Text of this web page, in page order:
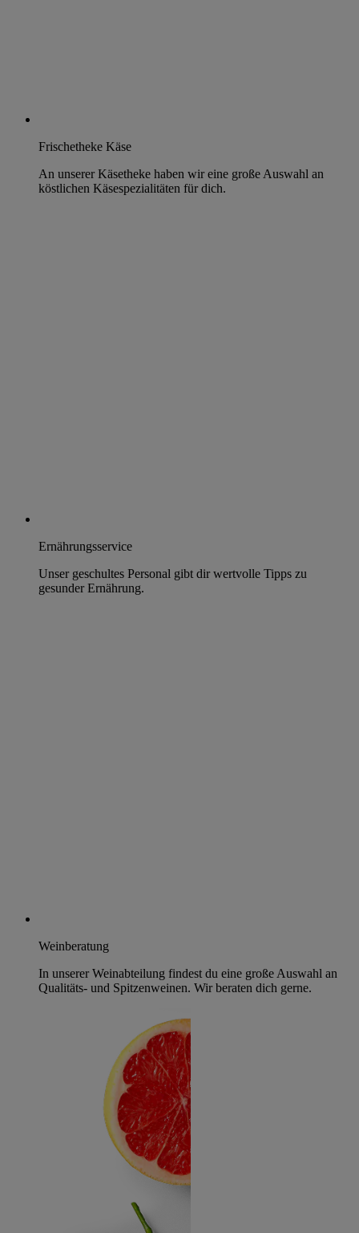
Frischetheke Käse
An unserer Käsetheke haben wir eine große Auswahl an
köstlichen Käsespezialitäten für dich.
Ernährungsservice
Unser geschultes Personal gibt dir wertvolle Tipps zu
gesunder Ernährung.
Weinberatung
In unserer Weinabteilung findest du eine große Auswahl an
Qualitäts- und Spitzenweinen. Wir beraten dich gerne.